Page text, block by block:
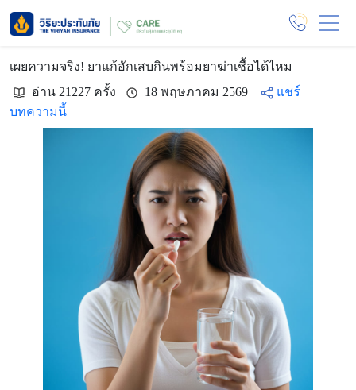
เผยความจริง! ยาแก้อักเสบกินพร้อมยาฆ่าเชื้อได้ไหม
อ่าน 21227 ครั้ง
18 พฤษภาคม 2569
แชร์
บทความนี้